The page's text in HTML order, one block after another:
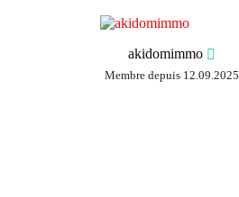
akidomimmo
Membre depuis 12.09.2025